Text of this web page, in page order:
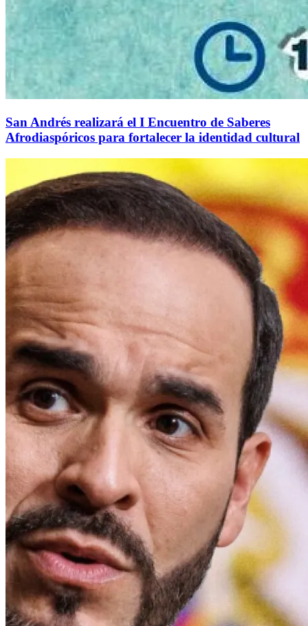
San Andrés realizará el I Encuentro de Saberes
Afrodiaspóricos para fortalecer la identidad cultural